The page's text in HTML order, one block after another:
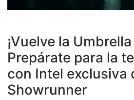
¡Vuelve la
Prepárate para la
con Intel exclusiva
Showrunner